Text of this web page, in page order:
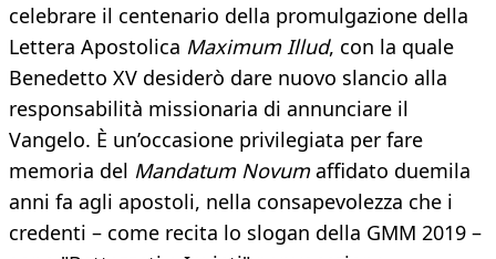
celebrare il centenario della promulgazione della
Lettera Apostolica Maximum Illud, con la quale
Benedetto XV desiderò dare nuovo slancio alla
responsabilità missionaria di annunciare il
Vangelo. È un’occasione privilegiata per fare
memoria del Mandatum Novumaffidato duemila
anni fa agli apostoli, nella consapevolezza che i
credenti – come recita lo slogan della GMM 2019 –